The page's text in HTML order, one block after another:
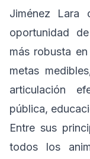
Jiménez Lara
oportunidad
más robusta
metas
articulación
pública,
Entre sus
todos los